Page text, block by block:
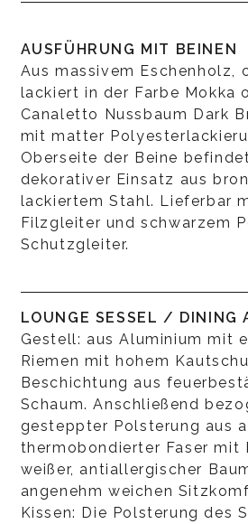
AUSFÜHRUNG MIT BEINEN
Aus massivem Eschenholz,
lackiert in der Farbe Mokka
Canaletto Nussbaum Dark
mit matter
Oberseite der Beine
dekorativer Einsatz aus
lackiertem Stahl. Lieferbar
Filzgleiter und schwarzem
Schutzgleiter.
LOUNGE SESSEL / DINING
Gestell: aus Aluminium mit
Riemen mit hohem
Beschichtung aus
Schaum. Anschließend
gesteppter Polsterung aus
thermobondierter Faser mit
weißer, antiallergischer
angenehm weichen
Kissen: Die Polsterung des